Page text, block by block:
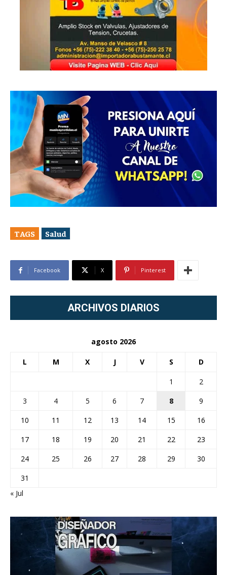
TAGS Salud
Facebook X Pinterest
ARCHIVOS DIARIOS
agosto 2026
L M X J V S D
1
2
3
4 5 6 7 8
9
10
11 12 13 14 15
16
17
18 19 20 21 22
23
24
25 26 27 28 29
30
31
« Jul